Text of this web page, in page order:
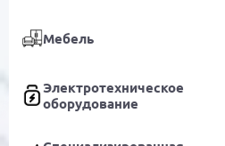
Мебель
Электротехническое
оборудование